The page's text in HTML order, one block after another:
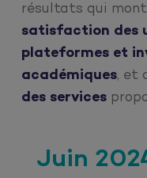
résultats qui
satisfaction des
plateformes et
académiques, et
des services
Juin